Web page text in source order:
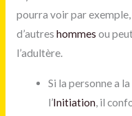
pourra voir par
d’autres hommes ou
l’adultère.
Si la personne a la
l’Initiation, il